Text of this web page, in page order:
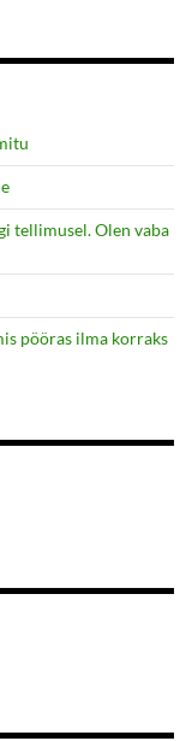
tellimusel. Olen vaba
pööras ilma korraks